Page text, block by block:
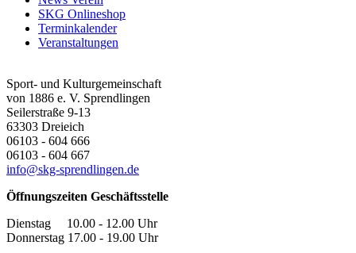
SKG Onlineshop
Terminkalender
Veranstaltungen
Sport- und Kulturgemeinschaft
von 1886 e. V. Sprendlingen
Seilerstraße 9-13
63303 Dreieich
06103 - 604 666
06103 - 604 667
info@skg-sprendlingen.de
Öffnungszeiten Geschäftsstelle
Dienstag 10.00 - 12.00 Uhr
Donnerstag 17.00 - 19.00 Uhr